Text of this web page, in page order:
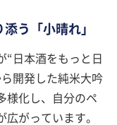
う「小晴れ」
“日本酒をもっと日
開発した純米大吟
様化し、自分のペ
がっています。